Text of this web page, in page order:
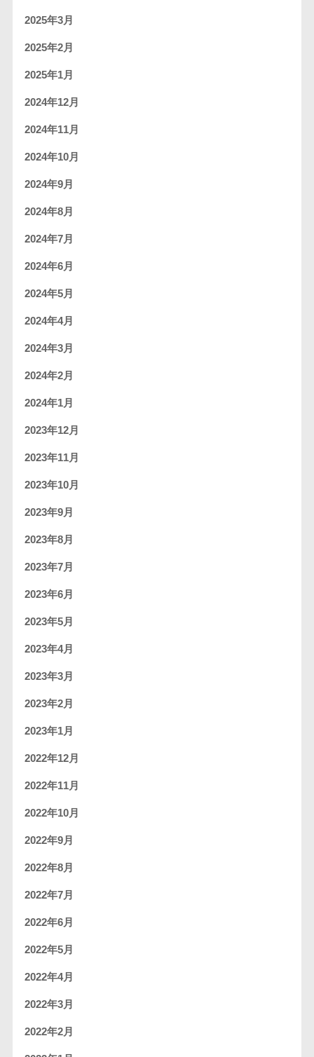
2025年3月
2025年2月
2025年1月
2024年12月
2024年11月
2024年10月
2024年9月
2024年8月
2024年7月
2024年6月
2024年5月
2024年4月
2024年3月
2024年2月
2024年1月
2023年12月
2023年11月
2023年10月
2023年9月
2023年8月
2023年7月
2023年6月
2023年5月
2023年4月
2023年3月
2023年2月
2023年1月
2022年12月
2022年11月
2022年10月
2022年9月
2022年8月
2022年7月
2022年6月
2022年5月
2022年4月
2022年3月
2022年2月